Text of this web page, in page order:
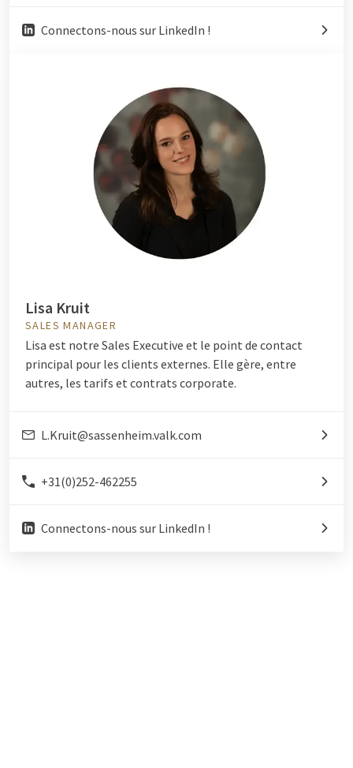
Connectons-nous sur LinkedIn !
Lisa Kruit
SALES MANAGER
Lisa est notre Sales Executive et le point de contact
principal pour les clients externes. Elle gère, entre
autres, les tarifs et contrats corporate.
L.Kruit@sassenheim.valk.com
+31(0)252-462255
Connectons-nous sur LinkedIn !